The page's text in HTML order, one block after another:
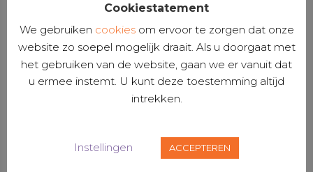
Modernisering
concurrentiebeding: waar staan
we nu?
Arbeids- en ontslagrecht
richting 2028
Cookiestatement
We gebruiken cookiesom ervoor te zorgen dat onze
website zo soepel mogelijk draait. Als u doorgaat met
het gebruiken van de website, gaan we er vanuit dat
u ermee instemt. U kunt deze toestemming altijd
intrekken.
Instellingen ACCEPTEREN